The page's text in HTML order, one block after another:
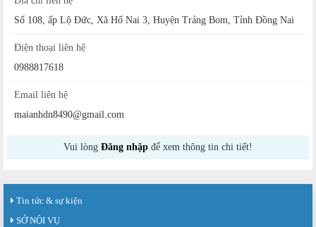
Số 108, ấp Lộ Đức, Xã Hố Nai 3, Huyện Trảng Bom, Tỉnh Đồng Nai
Điện thoại liên hệ
0988817618
Email liên hệ
maianhdn8490@gmail.com
Vui lòng Đăng nhập để xem thông tin chi tiết!
Tin tức & sự kiện
SỞ NỘI VỤ